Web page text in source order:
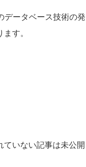
ータベース技術の発
す。
いない記事は未公開